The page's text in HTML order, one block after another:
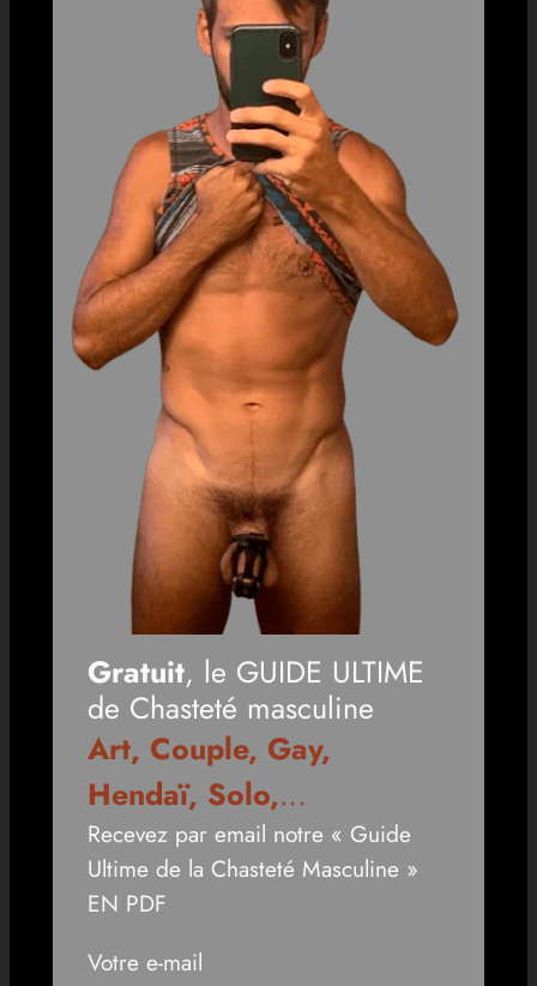
Gratuit, le GUIDE ULTIME
de Chasteté masculine
Art, Couple, Gay,
Hendaï, Solo,…
Recevez par email notre « Guide
Ultime de la Chasteté Masculine »
EN PDF
Votre e-mail